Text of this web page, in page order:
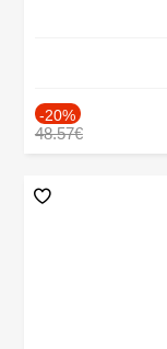
-20%
48.57€